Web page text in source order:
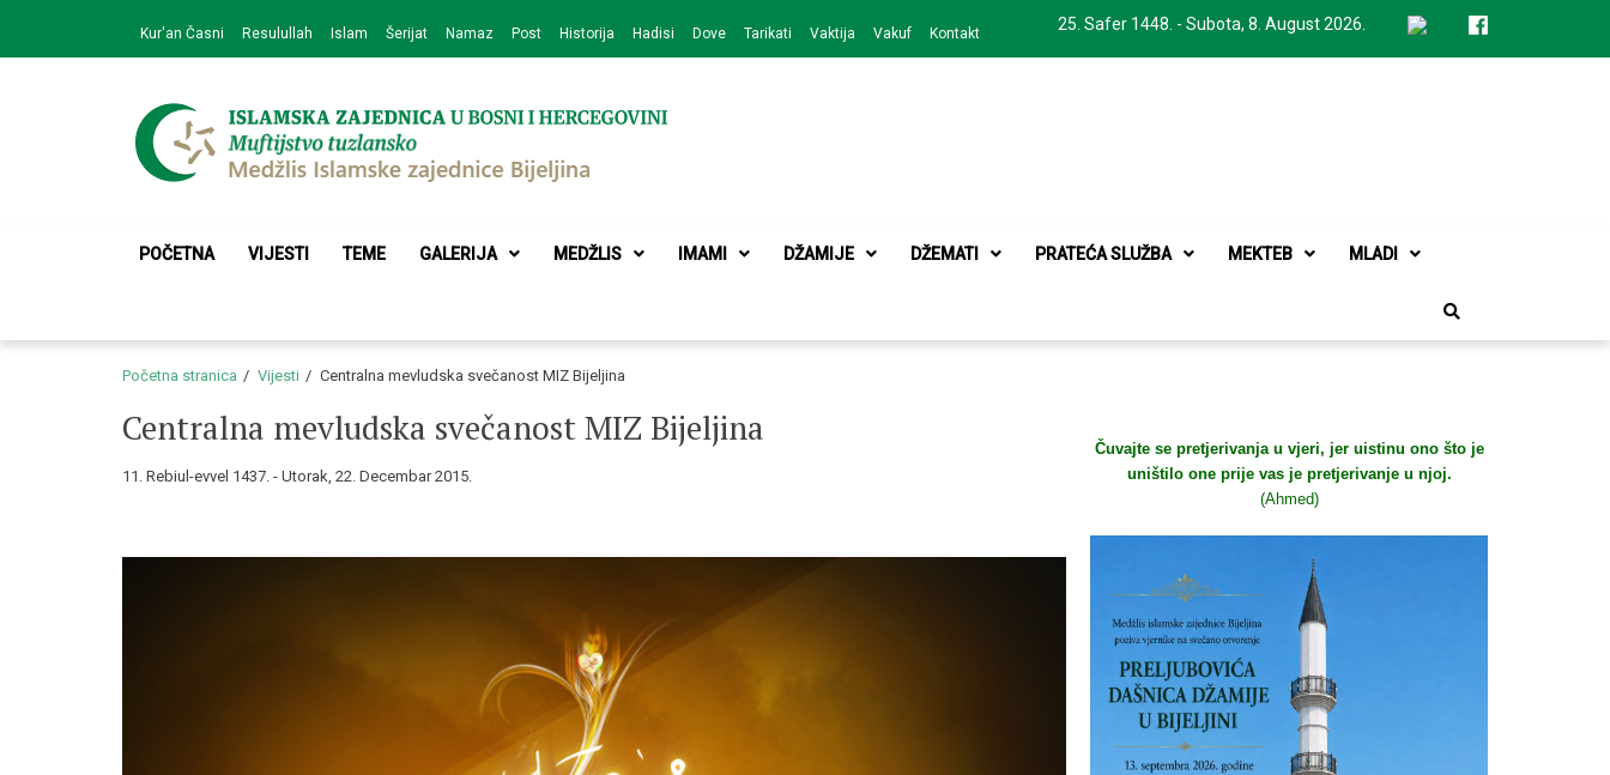
navigation
content
25. Safer 1448. - Subota, 8. August 2026.
Kur'an Časni Resulullah Islam Šerijat Namaz Post Historija Hadisi Dove Tarikati Vaktija Vakuf Kontakt
Medžlis Islamske zajednice Bijeljina
POČETNA VIJESTI TEME GALERIJA MEDŽLIS IMAMI DŽAMIJE DŽEMATI PRATEĆA SLUŽBA MEKTEB MLADI
Početna stranica Vijesti Centralna mevludska svečanost MIZ Bijeljina
Centralna mevludska svečanost MIZ Bijeljina
11. Rebiul-evvel 1437. - Utorak, 22. Decembar 2015.
Čuvajte se pretjerivanja u vjeri, jer uistinu ono što je
uništilo one prije vas je pretjerivanje u njoj.
(Ahmed)